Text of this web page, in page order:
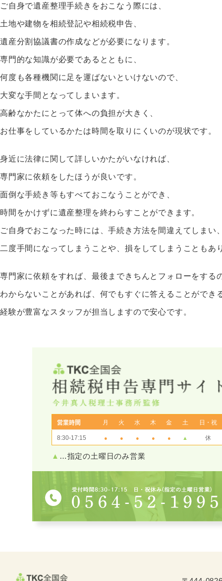
ご自身で遺産整理手続きをおこなう際には、
土地や建物を相続登記や相続税申告、
遺産分割協議書の作成などが必要になります。
専門的な知識が必要であるとともに、
何度も各種機関に足を運ばないといけないので、
大変な手間となってしまいます。
高齢なかたにとって体への負担が大きく、
お仕事をしているかたは時間を取りにくいのが現状です。
身近に法律に関して詳しいかたがいなければ、
専門家に依頼をしたほうが良いです。
面倒な手続き等もすべておこなうことができ、
時間をかけずに遺産整理を終わらすことができます。
ご自身でおこなった時には、手続き方法を間違えてしまい
二度手間になってしまうことや、損をしてしまうこともあ
専門家に依頼をすれば、最後まできちんとフォローをする
わからないことがあれば、何でもすぐに答えることができ
経験が豊富なスタッフが担当しますので安心です。
営業時間 月 火 水 木 金 土 日・祝
8:30-17:15 ● ● ● ● ● ▲ 休
▲ …指定の土曜日のみ営業